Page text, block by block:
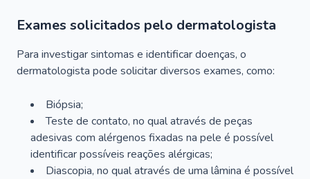
Exames solicitados pelo dermatologista
Para investigar sintomas e identificar doenças, o
dermatologista pode solicitar diversos exames, como:
Biópsia;
Teste de contato, no qual através de peças
adesivas com alérgenos fixadas na pele é possível
identificar possíveis reações alérgicas;
Diascopia, no qual através de uma lâmina é possível